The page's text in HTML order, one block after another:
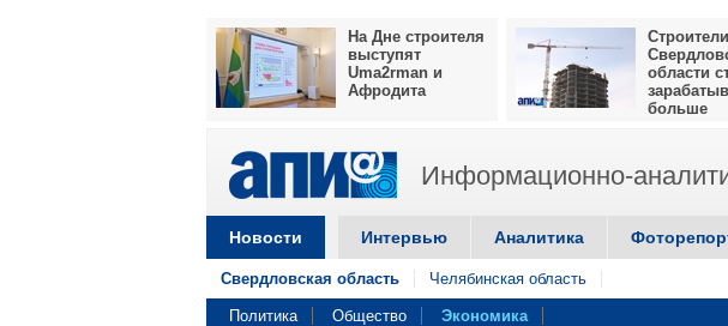
На Дне строителя
выступят
Uma2rman и
Афродита
Строители
области
больше
Информационно-
Новости Интервью Аналитика
Свердловская область Челябинская область
Политика Общество Экономика